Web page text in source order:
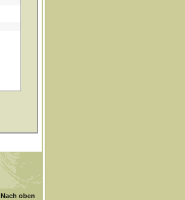
Nach oben